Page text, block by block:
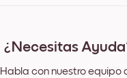
¿Necesitas
Habla con nuestro equipo